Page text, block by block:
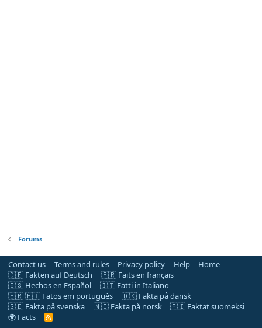
Forums
Contact us Terms and rules Privacy policy Help
Home
🇩🇪 Fakten auf Deutsch
🇫🇷 Faits en français
🇪🇸 Hechos en Español
🇮🇹 Fatti in Italiano
🇧🇷 🇵🇹 Fatos em português
🇩🇰 Fakta på dansk
🇸🇪 Fakta på svenska
🇳🇴 Fakta på norsk
🇫🇮 Faktat suomeksi
🌍 Facts
R